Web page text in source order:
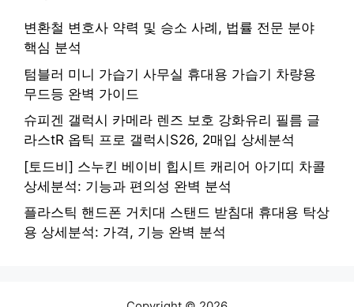
변환철 변호사 약력 및 승소 사례, 법률 전문 분야
핵심 분석
텀블러 미니 가습기 사무실 휴대용 가습기 차량용
무드등 완벽 가이드
슈피겐 갤럭시 카메라 렌즈 보호 강화유리 필름 글
라스tR 옵틱 프로 갤럭시S26, 2매입 상세분석
[토드비] 스누킨 베이비 힙시트 캐리어 아기띠 차콜
상세분석: 기능과 편의성 완벽 분석
플라스틱 핸드폰 거치대 스탠드 받침대 휴대용 탁상
용 상세분석: 가격, 기능 완벽 분석